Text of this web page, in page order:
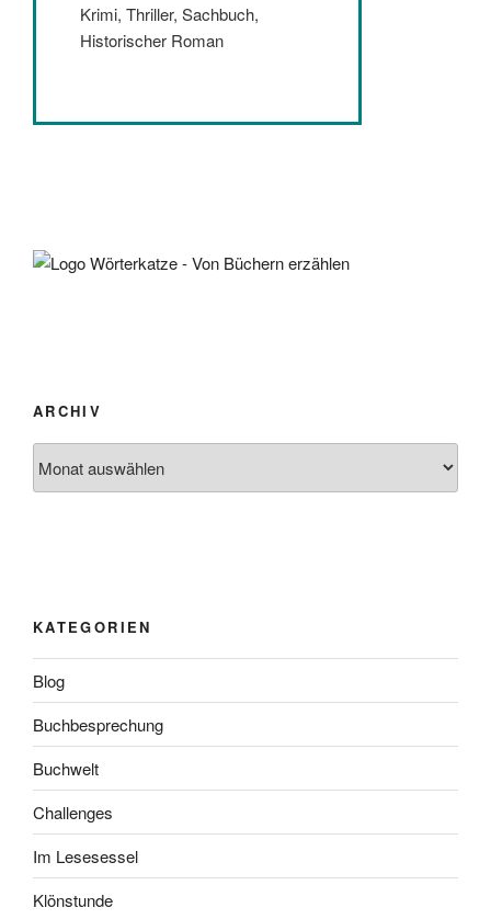
Krimi, Thriller, Sachbuch,
Historischer Roman
ARCHIV
KATEGORIEN
Blog
Buchbesprechung
Buchwelt
Challenges
Im Lesesessel
Klönstunde